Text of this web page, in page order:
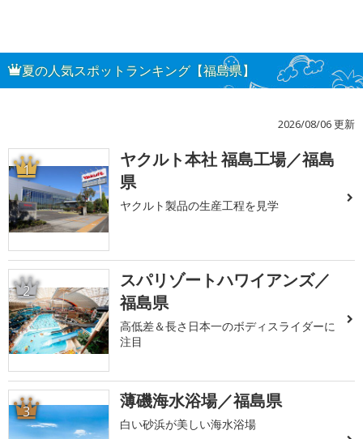
夏の人気スポットランキング【福島県】
2026/08/06 更新
1
ヤクルト本社 福島工場／福島
県
ヤクルト製品の生産工程を見学
2
スパリゾートハワイアンズ／
福島県
高低差＆長さ日本一のボディスライダーに
注目
3 薄磯海水浴場／福島県
白い砂浜が美しい海水浴場